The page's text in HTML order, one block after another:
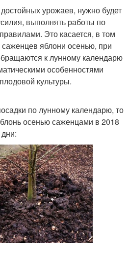
урожаев, нужно будет
выполнять работы по
Это касается, в том
саженцев яблони осенью, при
к лунному календарю
особенностями
культуры.
по лунному календарю, то
осенью саженцами в 2018